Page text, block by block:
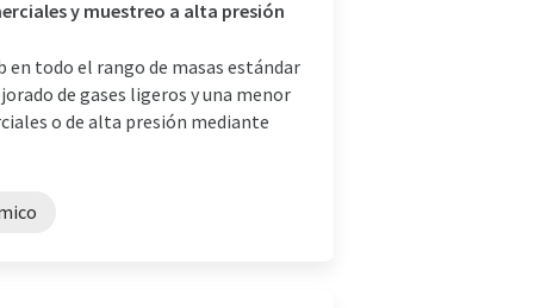
y muestreo a alta presión
en todo el rango de masas estándar
de gases ligeros y una menor
o de alta presión mediante